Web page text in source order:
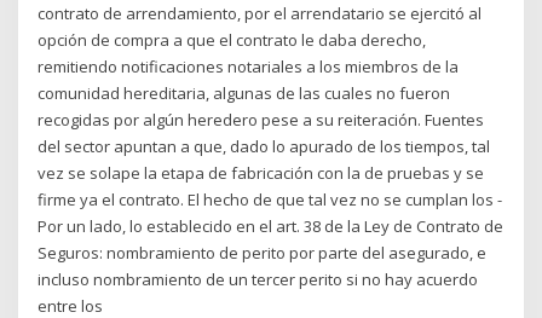
contrato de arrendamiento, por el arrendatario se ejercitó al
opción de compra a que el contrato le daba derecho,
remitiendo notificaciones notariales a los miembros de la
comunidad hereditaria, algunas de las cuales no fueron
recogidas por algún heredero pese a su reiteración. Fuentes
del sector apuntan a que, dado lo apurado de los tiempos, tal
vez se solape la etapa de fabricación con la de pruebas y se
firme ya el contrato. El hecho de que tal vez no se cumplan los -
Por un lado, lo establecido en el art. 38 de la Ley de Contrato de
Seguros: nombramiento de perito por parte del asegurado, e
incluso nombramiento de un tercer perito si no hay acuerdo
entre los